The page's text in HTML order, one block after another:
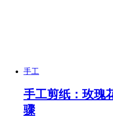
手工
手工剪纸：玫瑰
骤